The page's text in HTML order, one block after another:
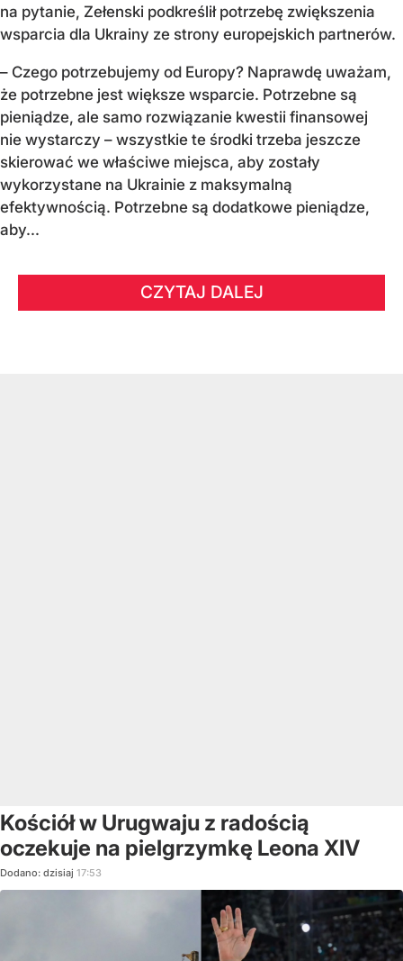
na pytanie, Zełenski podkreślił potrzebę zwiększenia
wsparcia dla Ukrainy ze strony europejskich partnerów.
– Czego potrzebujemy od Europy? Naprawdę uważam,
że potrzebne jest większe wsparcie. Potrzebne są
pieniądze, ale samo rozwiązanie kwestii finansowej
nie wystarczy – wszystkie te środki trzeba jeszcze
skierować we właściwe miejsca, aby zostały
wykorzystane na Ukrainie z maksymalną
efektywnością. Potrzebne są dodatkowe pieniądze,
aby...
CZYTAJ DALEJ
Kościół w Urugwaju z radością
oczekuje na pielgrzymkę Leona XIV
Dodano: dzisiaj 17:53